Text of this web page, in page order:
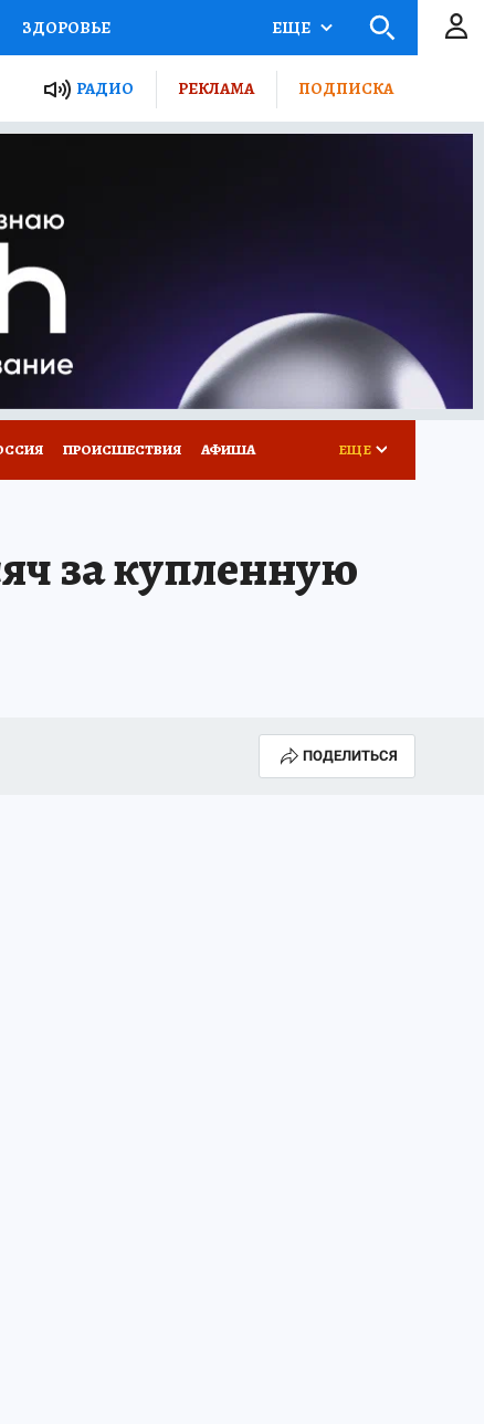
ЗДОРОВЬЕ
РОССИИ
ПУТЕВОДИТЕЛЬ
ПОТРЕБИТЕЛЯ
ЕЩЕ
РАДИО РЕКЛАМА ПОДПИСКА
ПРОИСШЕСТВИЯ АФИША ЕЩЕ
за купленную
ПОДЕЛИТЬСЯ